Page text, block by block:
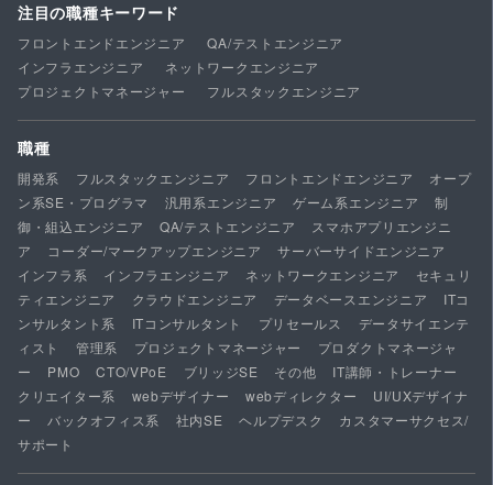
注目の職種キーワード
フロントエンドエンジニア
QA/テストエンジニア
インフラエンジニア
ネットワークエンジニア
プロジェクトマネージャー
フルスタックエンジニア
職種
開発系 フルスタックエンジニア フロントエンドエンジニア
オープ
ン系SE・プログラマ
汎用系エンジニア ゲーム系エンジニア
制
御・組込エンジニア
QA/テストエンジニア
スマホアプリエンジニ
ア
コーダー/マークアップエンジニア
サーバーサイドエンジニア
インフラ系
インフラエンジニア ネットワークエンジニア
セキュリ
ティエンジニア
クラウドエンジニア データベースエンジニア
ITコ
ンサルタント系
ITコンサルタント プリセールス
データサイエンテ
ィスト
管理系 プロジェクトマネージャー
プロダクトマネージャ
ー
PMO CTO/VPoE ブリッジSE その他
IT講師・トレーナー
クリエイター系
webデザイナー webディレクター
UI/UXデザイナ
ー
バックオフィス系 社内SE ヘルプデスク
カスタマーサクセス/
サポート